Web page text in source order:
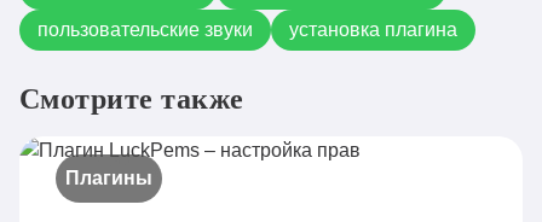
пользовательские звуки
установка плагина
Смотрите также
Плагины